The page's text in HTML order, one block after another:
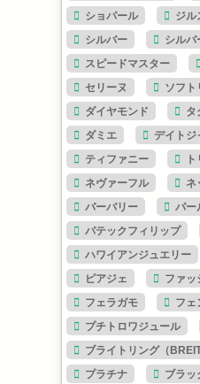
ショパール
ジル
シルバー
シルバ
スピードマスター
セリーヌ
ソフト
ダイヤモンド
タ
ダミエ
デイトジ
ティファニー
ネヴァーフル
ネ
バーバリー
パー
パテックフィリップ
ハワイアンジュエリー
ピアジェ
ファッ
フェラガモ
フェ
プチトロワジュール
ブライトリング（
プラチナ
ブラッ